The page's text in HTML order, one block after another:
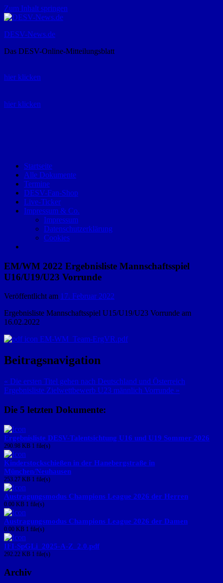
Zum Inhalt springen
DESV-News.de
Das DESV-Online-Mitteilungsblatt
hier klicken
hier klicken
Startseite
Alle Dokumente
Termine
DESV-Fan-Shop
Live-Ticker
Impressum & Co.
Impressum
Datenschutzerklärung
Cookies
EM/WM 2022 Ergebnisliste Mannschaftsspiel
U16/U19/U23 Vorrunde
Veröffentlicht am 17. Februar 2022
Ergebnisliste Mannschaftsspiel U15/U19/U23 Vorrunde am
16.02.2022
EM-WM_Team-ErgVR.pdf
Beitragsnavigation
« Die ersten Titel gehen nach Deutschland und Österreich
Ergebnisliste Zielwettbewerb U23 männlich Vorrunde »
Die 5 letzten Dokumente:
Ergebnisliste DESV-Talentsichtung U16 und U19 Sommer 2026
290.98 KB 1 file(s)
Kinderstockschießen in der Hanebergstraße in
München/Neuhausen
253.27 KB 1 file(s)
Austragungsmodus Champions League 2026 der Herren
0.00 KB 1 file(s)
Austragungsmodus Champions League 2026 der Damen
0.00 KB 1 file(s)
IFI-SpGLi_2025-A-Z_2.0.pdf
292.22 KB 1 file(s)
Archiv